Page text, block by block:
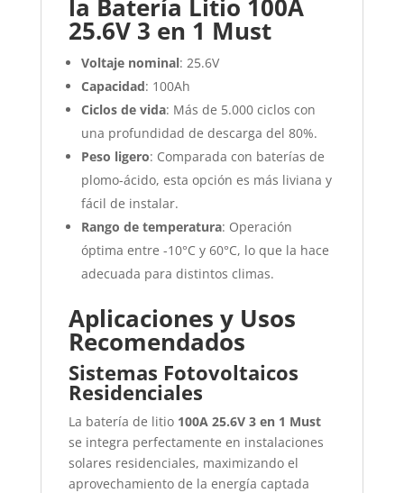
la Batería Litio 100A
25.6V 3 en 1 Must
Voltaje nominal: 25.6V
Capacidad: 100Ah
Ciclos de vida: Más de 5.000 ciclos con
una profundidad de descarga del 80%.
Peso ligero: Comparada con baterías de
plomo-ácido, esta opción es más liviana y
fácil de instalar.
Rango de temperatura: Operación
óptima entre -10°C y 60°C, lo que la hace
adecuada para distintos climas.
Aplicaciones y Usos
Recomendados
Sistemas Fotovoltaicos
Residenciales
La batería de litio 100A 25.6V 3 en 1 Must
se integra perfectamente en instalaciones
solares residenciales, maximizando el
aprovechamiento de la energía captada